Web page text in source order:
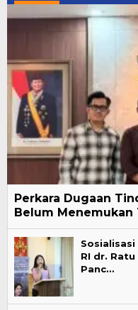
Perkara Dugaan
Belum Menemukan
Sosialisasi
RI dr.
Panc…